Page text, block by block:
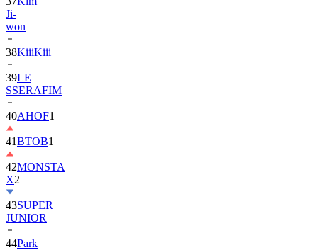
38KiiiKiii
39LE
SSERAFIM
40AHOF1
41BTOB1
42MONSTA
X
43SUPER
JUNIOR
44Park
Ji-
hoon5